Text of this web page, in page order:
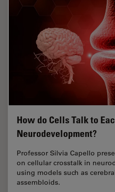
How do Cells Talk to
Neurodevelopment?
Professor Silvia Capello
on cellular crosstalk in
using models such as
assembloids.